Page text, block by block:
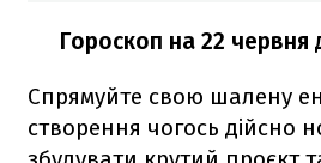
Гороскоп на 22 червня
Спрямуйте свою шалену
створення чогось дійсно